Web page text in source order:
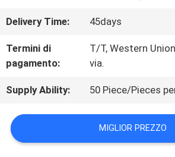
VISITA
ALLA
FABBRICA
CONTROLLO
DELLA
Delivery Time: 45days
Termini di
pagamento:
T/T, Western
via.
Supply Ability: 50 Piece/Pieces
MIGLIOR PREZZO